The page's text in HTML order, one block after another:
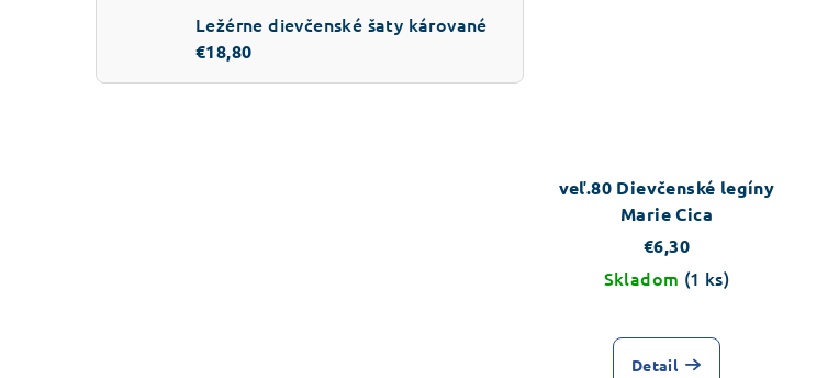
Ležérne dievčenské šaty kárované
€18,80
veľ.80 Dievčenské legíny
Marie Cica
€6,30
Skladom (1 ks)
Detail